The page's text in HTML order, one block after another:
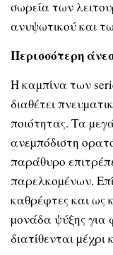
σωρεία των
ανυψωτικού και
Περισσότερη
Η καµπίνα των
διαθέτει
ποιότητας. Τα
ανεµπόδιστη
παράθυρο
παρελκοµένων.
καθρέφτες και ως
µονάδα ψύξης για
διατίθενται